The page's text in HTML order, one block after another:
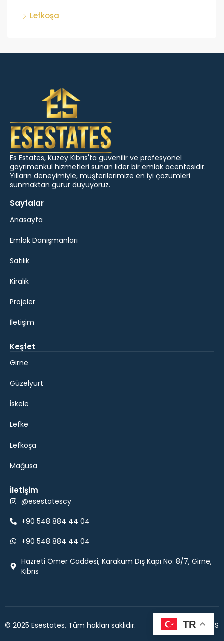
Lefkoşa
Es Estates, Kuzey Kıbrıs'ta güvenilir ve profesyonel
gayrimenkul hizmetleri sunan lider bir emlak acentesidir.
Yılların deneyimiyle, müşterilerimize en iyi çözümleri
sunmaktan gurur duyuyoruz.
Sayfalar
Anasayfa
Emlak Danışmanları
Satılık
Kiralık
Projeler
İletişim
Keşfet
Girne
Güzelyurt
İskele
Lefke
Lefkoşa
Mağusa
İletişim
@esestatescy
+90 548 884 44 04
+90 548 884 44 04
Hazreti Ömer Caddesi, Karakum Dış Kapı No: 8/7, Girne,
Kıbrıs
© 2025 Esestates, Tüm hakları saklıdır. Powered by DDS
TR